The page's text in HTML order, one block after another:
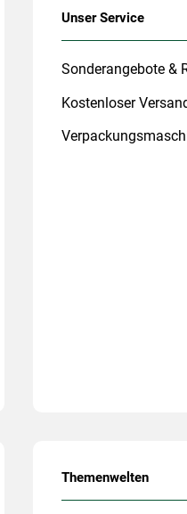
Unser Service
Sonderangebote &
Kostenloser
Themenwelten